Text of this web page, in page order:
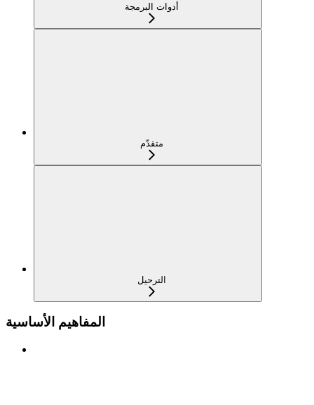
أدوات البرمجة
متقدّم
الترحيل
المفاهيم الأساسية